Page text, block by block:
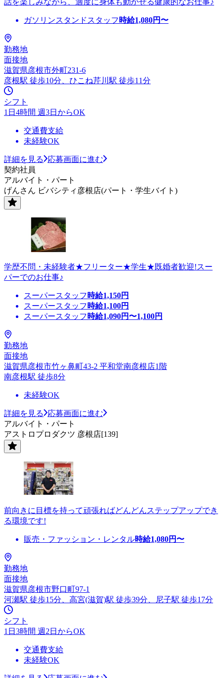
ガソリンスタンドスタッフ 時給1,080円〜
勤務地
面接地
滋賀県彦根市外町231-6
彦根駅 徒歩10分、ひこね芹川駅 徒歩11分
シフト
1日4時間 週3日からOK
交通費支給
未経験OK
詳細を見る
応募画面に進む
契約社員
アルバイト・パート
げんさん ビバシティ彦根店(パート・学生バイト)
学歴不問・未経験者★フリーター★学生★既婚者歓迎!スー
パーでのお仕事♪
スーパースタッフ 時給1,150円
スーパースタッフ 時給1,100円
スーパースタッフ 時給1,090円〜1,100円
勤務地
面接地
滋賀県彦根市竹ヶ鼻町43-2 平和堂南彦根店1階
南彦根駅 徒歩8分
未経験OK
詳細を見る
応募画面に進む
アルバイト・パート
アストロプロダクツ 彦根店[139]
前向きに目標を持って頑張ればどんどんステップアップでき
る環境です!
販売・ファッション・レンタル時給1,080円〜
勤務地
面接地
滋賀県彦根市野口町97-1
河瀬駅 徒歩15分、高宮(滋賀)駅 徒歩39分、尼子駅 徒歩17分
シフト
1日3時間 週2日からOK
交通費支給
未経験OK